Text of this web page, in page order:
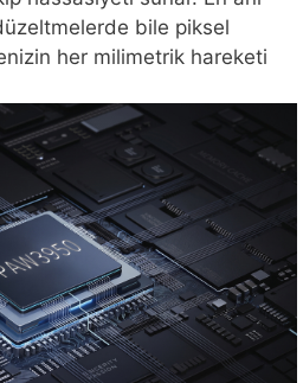
bile piksel
her milimetrik hareketi